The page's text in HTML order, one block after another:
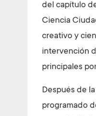
del capítulo
Ciencia
creativo y
intervención
principales
Después de
programado